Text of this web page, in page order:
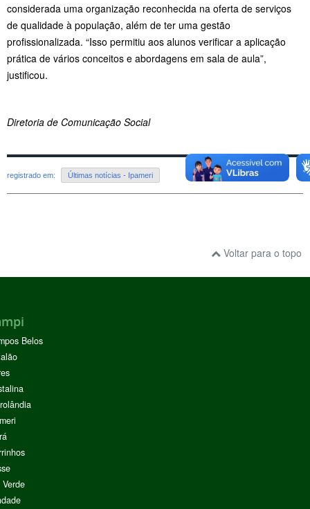
considerada uma organização reconhecida na oferta de serviços
de qualidade à população, além de ter uma gestão
profissionalizada. “Isso permitiu aos alunos verificar a aplicação
prática de vários conceitos e abordagens em sala de aula”,
justificou.
Diretoria de Comunicação Social
registrado em: Últimas notícias - Ipameri
Voltar para o topo
Belos